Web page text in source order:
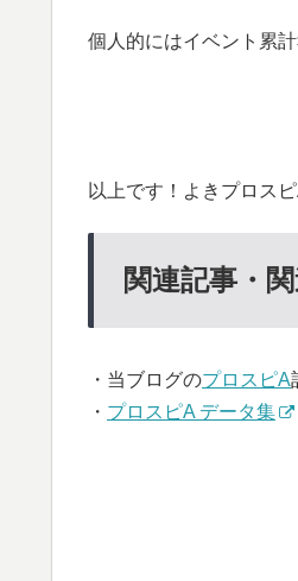
個人的にはイベント累
以上です！よきプロス
関連記事・
・当ブログのプロスピA
・ プロスピA データ集